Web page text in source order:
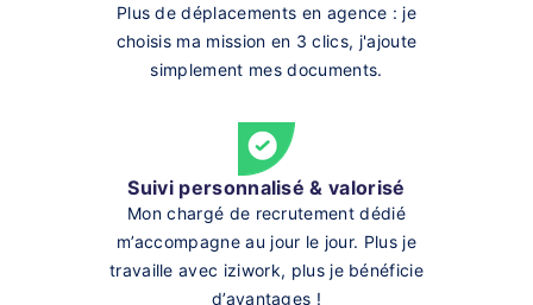
Plus de déplacements en agence : je
choisis ma mission en 3 clics, j'ajoute
simplement mes documents.
Suivi personnalisé & valorisé
Mon chargé de recrutement dédié
m’accompagne au jour le jour. Plus je
travaille avec iziwork, plus je bénéficie
d’avantages !